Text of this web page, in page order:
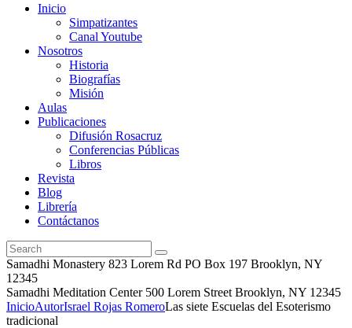
Inicio
Simpatizantes
Canal Youtube
Nosotros
Historia
Biografías
Misión
Aulas
Publicaciones
Difusión Rosacruz
Conferencias Públicas
Libros
Revista
Blog
Librería
Contáctanos
Samadhi Monastery 823 Lorem Rd PO Box 197 Brooklyn, NY
12345
Samadhi Meditation Center 500 Lorem Street Brooklyn, NY 12345
InicioAutorIsrael Rojas RomeroLas siete Escuelas del Esoterismo
tradicional